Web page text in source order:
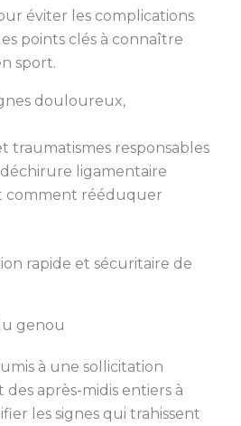
éviter les complications
points clés à connaître
sport.
douloureux,
traumatismes responsables
ligamentaire
comment rééduquer
rapide et sécuritaire de
genou
à une sollicitation
après-midis entiers à
les signes qui trahissent